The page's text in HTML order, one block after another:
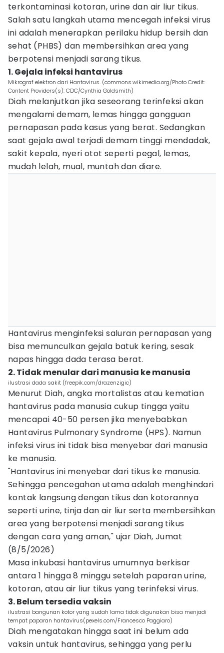
terkontaminasi kotoran, urine dan air liur tikus.
Salah satu langkah utama mencegah infeksi virus
ini adalah menerapkan perilaku hidup bersih dan
sehat (PHBS) dan membersihkan area yang
berpotensi menjadi sarang tikus.
1. Gejala infeksi hantavirus
Mikrograf elektron dari Hantavirus. (commons.wikimedia.org/Photo Credit:
Content Providers(s): CDC/Cynthia Goldsmith)
Diah melanjutkan jika seseorang terinfeksi akan
mengalami demam, lemas hingga gangguan
pernapasan pada kasus yang berat. Sedangkan
saat gejala awal terjadi demam tinggi mendadak,
sakit kepala, nyeri otot seperti pegal, lemas,
mudah lelah, mual, muntah dan diare.
Hantavirus menginfeksi saluran pernapasan yang
bisa memunculkan gejala batuk kering, sesak
napas hingga dada terasa berat.
2. Tidak menular dari manusia ke manusia
ilustrasi dada sakit (freepik.com/drazenzigic)
Menurut Diah, angka mortalistas atau kematian
hantavirus pada manusia cukup tingga yaitu
mencapai 40-50 persen jika menyebabkan
Hantavirus Pulmonary Syndrome (HPS). Namun
infeksi virus ini tidak bisa menyebar dari manusia
ke manusia.
"Hantavirus ini menyebar dari tikus ke manusia.
Sehingga pencegahan utama adalah menghindari
kontak langsung dengan tikus dan kotorannya
seperti urine, tinja dan air liur serta membersihkan
area yang berpotensi menjadi sarang tikus
dengan cara yang aman," ujar Diah, Jumat
(8/5/2026)
Masa inkubasi hantavirus umumnya berkisar
antara 1 hingga 8 minggu setelah paparan urine,
kotoran, atau air liur tikus yang terinfeksi virus.
3. Belum tersedia vaksin
ilustrasi bangunan kotor yang sudah lama tidak digunakan bisa menjadi
tempat paparan hantavirus(pexels.com/Francesco Paggiaro)
Diah mengatakan hingga saat ini belum ada
vaksin untuk hantavirus, sehingga yang perlu